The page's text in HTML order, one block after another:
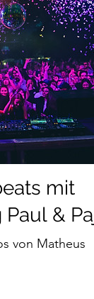
mit
&
von Matheus